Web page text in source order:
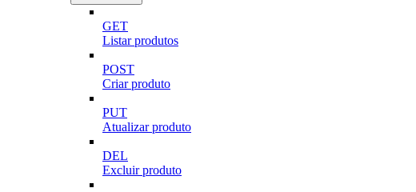
GET
Listar produtos
POST
Criar produto
PUT
Atualizar produto
DEL
Excluir produto